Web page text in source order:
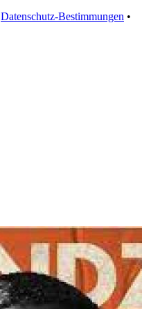
Datenschutz-Bestimmungen •